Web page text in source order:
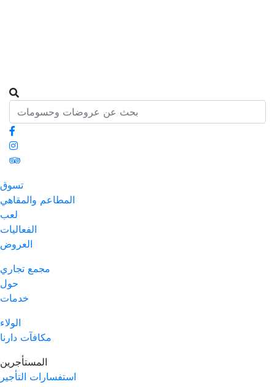
تسوق
المطاعم والمقاهي
لعب
الفعاليات
العروض
مجمع تجاري
حول
خدمات
الولاء
مكافآت دارنا
المستأجرين
استفسارات التأجير